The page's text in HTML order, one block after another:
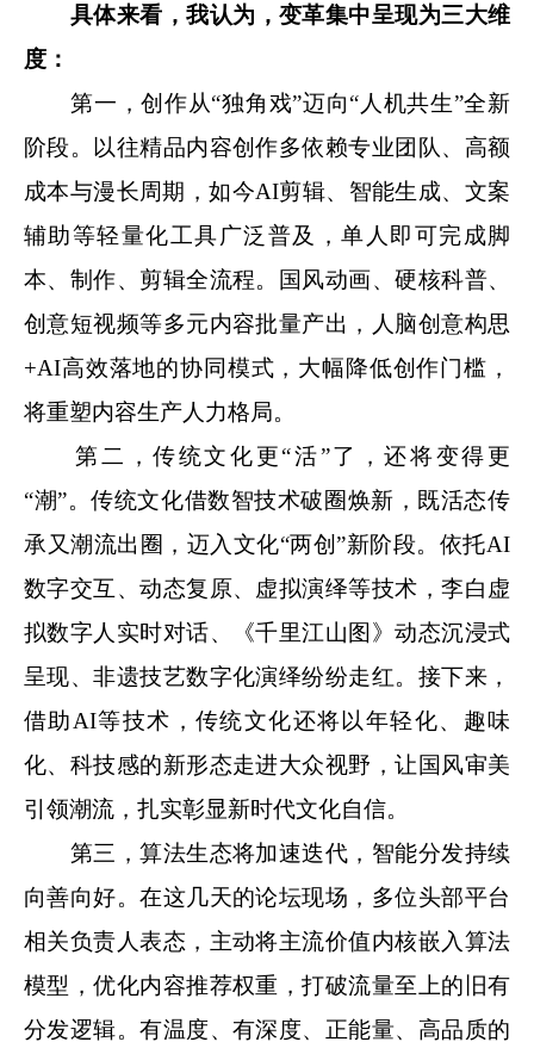
具体来看，我认为，变革集中呈现为三大维
度：
第一，创作从“独角戏”迈向“人机共生”全新
阶段。以往精品内容创作多依赖专业团队、高额
成本与漫长周期，如今AI剪辑、智能生成、文案
辅助等轻量化工具广泛普及，单人即可完成脚
本、制作、剪辑全流程。国风动画、硬核科普、
创意短视频等多元内容批量产出，人脑创意构思
+AI高效落地的协同模式，大幅降低创作门槛，
将重塑内容生产人力格局。
第二，传统文化更“活”了，还将变得更
“潮”。传统文化借数智技术破圈焕新，既活态传
承又潮流出圈，迈入文化“两创”新阶段。依托AI
数字交互、动态复原、虚拟演绎等技术，李白虚
拟数字人实时对话、《千里江山图》动态沉浸式
呈现、非遗技艺数字化演绎纷纷走红。接下来，
借助AI等技术，传统文化还将以年轻化、趣味
化、科技感的新形态走进大众视野，让国风审美
引领潮流，扎实彰显新时代文化自信。
第三，算法生态将加速迭代，智能分发持续
向善向好。在这几天的论坛现场，多位头部平台
相关负责人表态，主动将主流价值内核嵌入算法
模型，优化内容推荐权重，打破流量至上的旧有
分发逻辑。有温度、有深度、正能量、高品质的